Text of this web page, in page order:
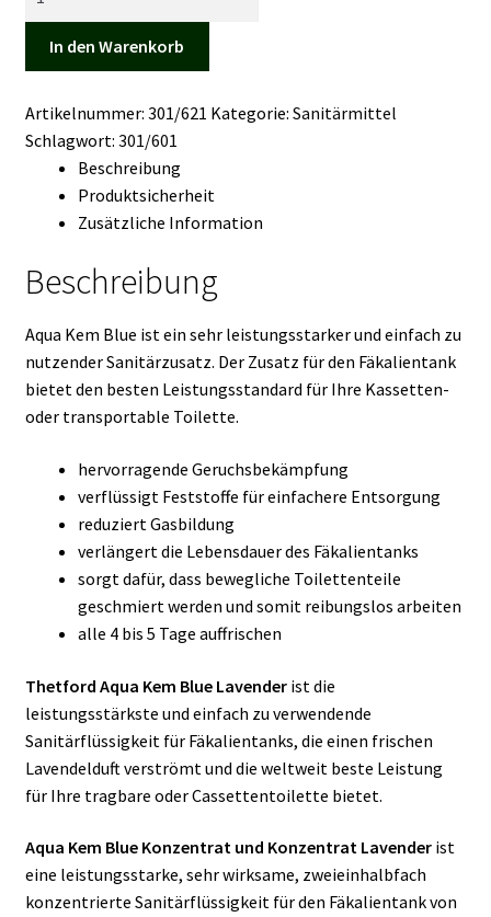
Blue
Konzentrat
In den Warenkorb
Artikelnummer: 301/621 Kategorie: Sanitärmittel
Schlagwort: 301/601
Beschreibung
Produktsicherheit
Zusätzliche Information
Beschreibung
Aqua Kem Blue ist ein sehr leistungsstarker und einfach zu
nutzender Sanitärzusatz. Der Zusatz für den Fäkalientank
bietet den besten Leistungsstandard für Ihre Kassetten-
oder transportable Toilette.
hervorragende Geruchsbekämpfung
verflüssigt Feststoffe für einfachere Entsorgung
reduziert Gasbildung
verlängert die Lebensdauer des Fäkalientanks
sorgt dafür, dass bewegliche Toilettenteile
geschmiert werden und somit reibungslos arbeiten
alle 4 bis 5 Tage auffrischen
Thetford Aqua Kem Blue Lavender ist die
leistungsstärkste und einfach zu verwendende
Sanitärflüssigkeit für Fäkalientanks, die einen frischen
Lavendelduft verströmt und die weltweit beste Leistung
für Ihre tragbare oder Cassettentoilette bietet.
Aqua Kem Blue Konzentrat und Konzentrat Lavender ist
eine leistungsstarke, sehr wirksame, zweieinhalbfach
konzentrierte Sanitärflüssigkeit für den Fäkalientank von